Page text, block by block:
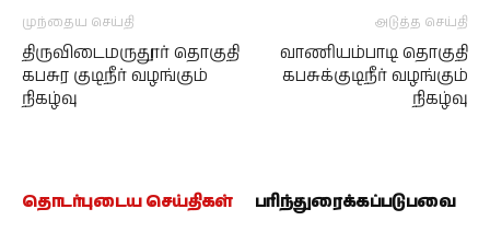
முந்தைய செய்தி
திருவிடைமருதூர் தொகுதி
கபசுர குடிநீர் வழங்கும்
நிகழ்வு
அடுத்த செய்தி
வாணியம்பாடி தொகுதி
கபசுக்குடிநீர் வழங்கும்
நிகழ்வு
தொடர்புடைய செய்திகள் பரிந்துரைக்கப்படுபவை